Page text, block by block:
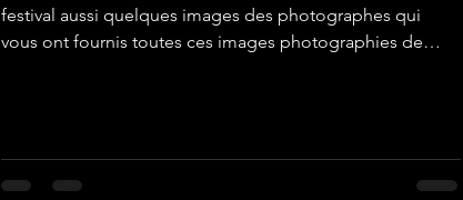
festival aussi quelques images des photographes qui
vous ont fournis toutes ces images photographies de
Vigouroux les photographes au travail quelques images